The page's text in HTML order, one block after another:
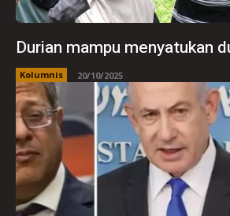
Durian mampu menyatukan
Kolumnis 20/10/2025